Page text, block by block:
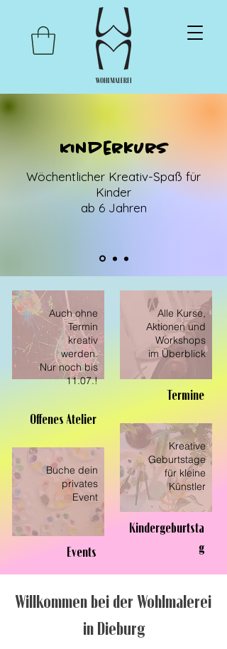
Kinderkurs
Wöchentlicher Kreativ-Spaß für
Kinder
ab 6 Jahren
Auch ohne
Termin
kreativ
werden.
Nur noch bis
11.07.!
Offenes Atelier
Buche dein
privates
Event
Events
Alle Kurse,
Aktionen und
Workshops
im Überblick
Termine
Kreative
Geburtstage
für kleine
Künstler
Kindergeburtsta
g
Willkommen bei der Wohlmalerei
in Dieburg